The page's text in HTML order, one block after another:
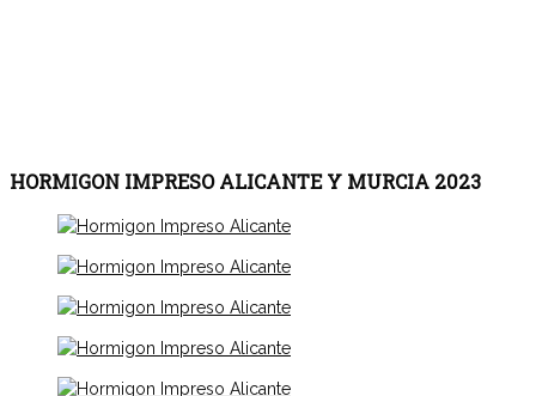
HORMIGON IMPRESO ALICANTE Y MURCIA 2023